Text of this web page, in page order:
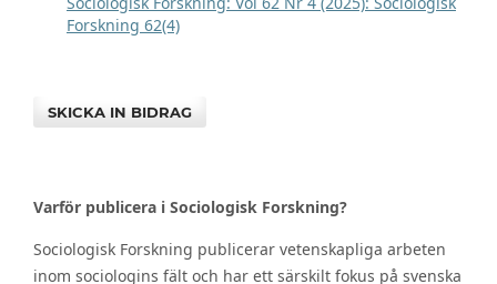
Forskning 62(4)
SKICKA IN BIDRAG
Varför publicera i Sociologisk Forskning?
Sociologisk Forskning publicerar vetenskapliga arbeten
inom sociologins fält och har ett särskilt fokus på svenska